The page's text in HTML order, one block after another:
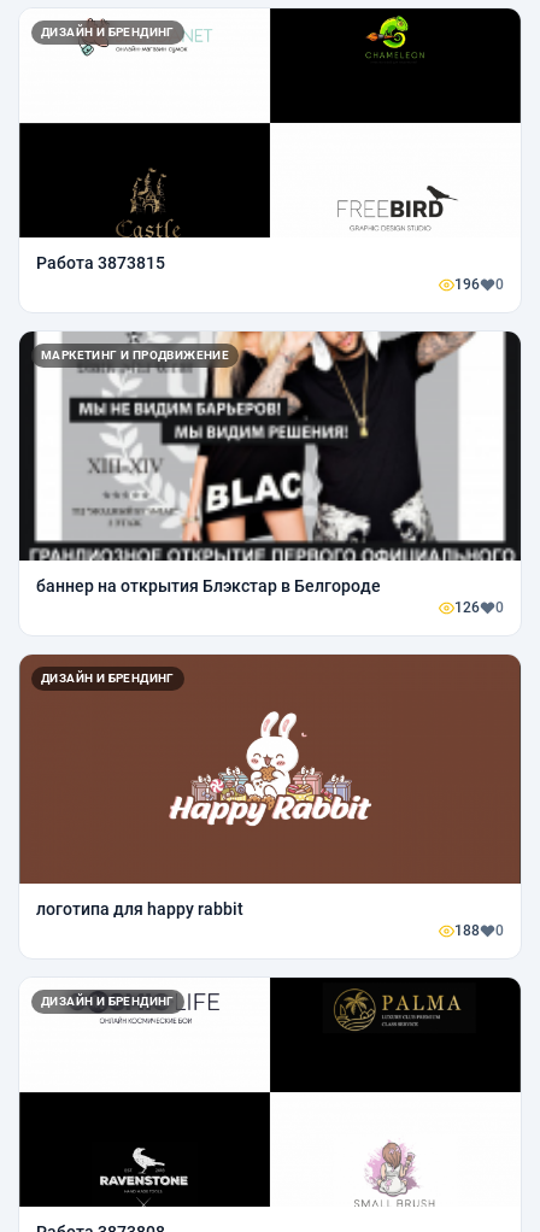
ДИЗАЙН И БРЕНДИНГ
Работа 3873815
196 0
МАРКЕТИНГ И ПРОДВИЖЕНИЕ
баннер на открытия Блэкстар в Белгороде
126 0
ДИЗАЙН И БРЕНДИНГ
логотипа для happy rabbit
188 0
ДИЗАЙН И БРЕНДИНГ